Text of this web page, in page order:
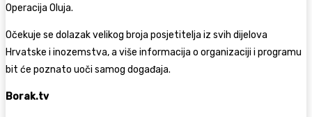
Operacija Oluja.
Očekuje se dolazak velikog broja posjetitelja iz svih dijelova
Hrvatske i inozemstva, a više informacija o organizaciji i programu
bit će poznato uoči samog događaja.
Borak.tv